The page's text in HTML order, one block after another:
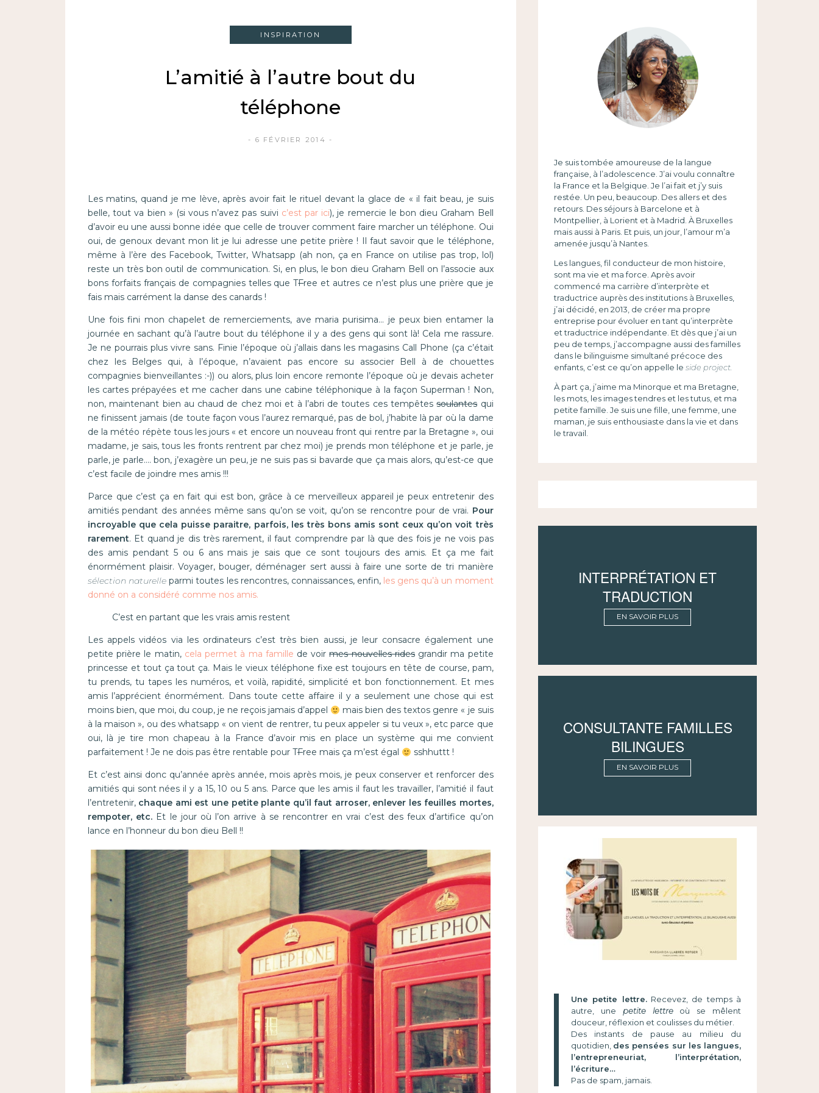
INSPIRATION
L’amitié à l’autre bout du
téléphone
6 FÉVRIER 2014
Les matins, quand je me lève, après avoir fait le rituel devant la glace de « il fait beau, je suis
belle, tout va bien » (si vous n’avez pas suivi c’est par ici), je remercie le bon dieu Graham Bell
d’avoir eu une aussi bonne idée que celle de trouver comment faire marcher un téléphone. Oui
oui, de genoux devant mon lit je lui adresse une petite prière ! Il faut savoir que le téléphone,
même à l’ère des Facebook, Twitter, Whatsapp (ah non, ça en France on utilise pas trop, lol)
reste un très bon outil de communication. Si, en plus, le bon dieu Graham Bell on l’associe aux
bons forfaits français de compagnies telles que TFree et autres ce n’est plus une prière que je
fais mais carrément la danse des canards !
Une fois fini mon chapelet de remerciements, ave maria purisima… je peux bien entamer la
journée en sachant qu’à l’autre bout du téléphone il y a des gens qui sont là! Cela me rassure.
Je ne pourrais plus vivre sans. Finie l’époque où j’allais dans les magasins Call Phone (ça c’était
chez les Belges qui, à l’époque, n’avaient pas encore su associer Bell à de chouettes
compagnies bienveillantes :-)) ou alors, plus loin encore remonte l’époque où je devais acheter
les cartes prépayées et me cacher dans une cabine téléphonique à la façon Superman ! Non,
non, maintenant bien au chaud de chez moi et à l’abri de toutes ces tempêtessoulantesqui
ne finissent jamais (de toute façon vous l’aurez remarqué, pas de bol, j’habite là par où la dame
de la météo répète tous les jours « et encore un nouveau front qui rentre par la Bretagne », oui
madame, je sais, tous les fronts rentrent par chez moi) je prends mon téléphone et je parle, je
parle, je parle…. bon, j’exagère un peu, je ne suis pas si bavarde que ça mais alors, qu’est-ce que
c’est facile de joindre mes amis !!!
Parce que c’est ça en fait qui est bon, grâce à ce merveilleux appareil je peux entretenir des
amitiés pendant des années même sans qu’on se voit, qu’on se rencontre pour de vrai. Pour
incroyable que cela puisse paraitre, parfois, les très bons amis sont ceux qu’on voit très
rarement. Et quand je dis très rarement, il faut comprendre par là que des fois je ne vois pas
des amis pendant 5 ou 6 ans mais je sais que ce sont toujours des amis. Et ça me fait
énormément plaisir. Voyager, bouger, déménager sert aussi à faire une sorte de tri manière
sélection naturelle parmi toutes les rencontres, connaissances, enfin, les gens qu’à un moment
donné on a considéré comme nos amis.
C’est en partant que les vrais amis restent
Les appels vidéos via les ordinateurs c’est très bien aussi, je leur consacre également une
petite prière le matin, cela permet à ma famille de voirmes nouvelles ridesgrandir ma petite
princesse et tout ça tout ça. Mais le vieux téléphone fixe est toujours en tête de course, pam,
tu prends, tu tapes les numéros, et voilà, rapidité, simplicité et bon fonctionnement. Et mes
amis l’apprécient énormément. Dans toute cette affaire il y a seulement une chose qui est
moins bien, que moi, du coup, je ne reçois jamais d’appel
mais bien des textos genre « je suis
à la maison », ou des whatsapp « on vient de rentrer, tu peux appeler si tu veux », etc parce que
oui, là je tire mon chapeau à la France d’avoir mis en place un système qui me convient
parfaitement ! Je ne dois pas être rentable pour TFree mais ça m’est égal sshhuttt !
Et c’est ainsi donc qu’année après année, mois après mois, je peux conserver et renforcer des
amitiés qui sont nées il y a 15, 10 ou 5 ans. Parce que les amis il faut les travailler, l’amitié il faut
l’entretenir, chaque ami est une petite plante qu’il faut arroser, enlever les feuilles mortes,
rempoter, etc. Et le jour où l’on arrive à se rencontrer en vrai c’est des feux d’artifice qu’on
lance en l’honneur du bon dieu Bell !!
Je suis tombée amoureuse de la langue
française, à l’adolescence. J’ai voulu connaître
la France et la Belgique. Je l’ai fait et j’y suis
restée. Un peu, beaucoup. Des allers et des
retours. Des séjours à Barcelone et à
Montpellier, à Lorient et à Madrid. À Bruxelles
mais aussi à Paris. Et puis, un jour, l’amour m’a
amenée jusqu’à Nantes.
Les langues, fil conducteur de mon histoire,
sont ma vie et ma force. Après avoir
commencé ma carrière d’interprète et
traductrice auprès des institutions à Bruxelles,
j’ai décidé, en 2013, de créer ma propre
entreprise pour évoluer en tant qu’interprète
et traductrice indépendante. Et dès que j’ai un
peu de temps, j’accompagne aussi des familles
dans le bilinguisme simultané précoce des
enfants, c’est ce qu’on appelle le side project.
À part ça, j’aime ma Minorque et ma Bretagne,
les mots, les images tendres et les tutus, et ma
petite famille. Je suis une fille, une femme, une
maman, je suis enthousiaste dans la vie et dans
le travail.
INTERPRÉTATION ET
TRADUCTION
EN SAVOIR PLUS
CONSULTANTE FAMILLES
BILINGUES
EN SAVOIR PLUS
Une petite lettre.Recevez, de temps à
autre, une petite lettreoù se mêlent
douceur, réflexion et coulisses du métier.
Des instants de pause au milieu du
quotidien, des pensées sur les langues,
l’entrepreneuriat, l’interprétation,
l’écriture…
Pas de spam, jamais.